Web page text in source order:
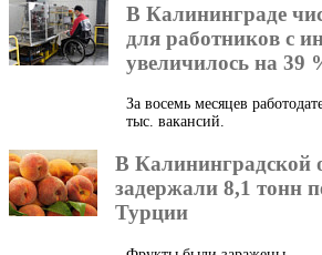
В Калининграде
для работников с
увеличилось на 39
За восемь месяцев
тыс. вакансий.
В Калининградской
задержали 8,1 тонн
Турции